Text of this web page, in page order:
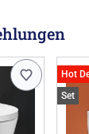
Hot
Set